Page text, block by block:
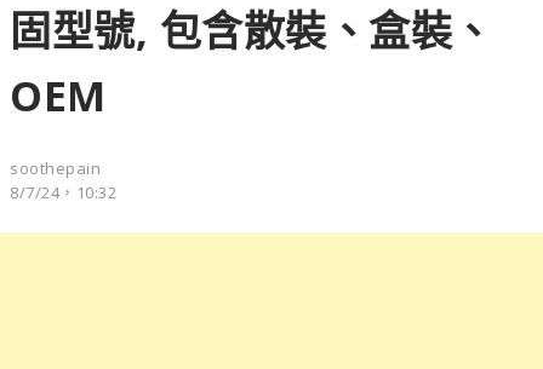
固型號, 包含散裝、盒裝、
OEM
soothepain
8/7/24，10:32